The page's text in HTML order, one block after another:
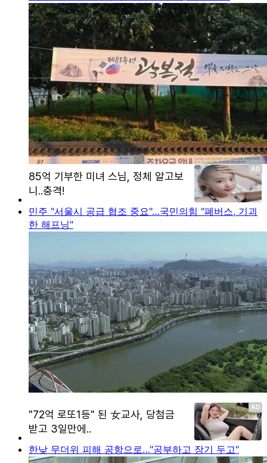
민주 "서울시 공급 협조 중요"…국민의힘 "폐버스, 기괴
한 해프닝"
한낮 무더위 피해 공항으로…"공부하고 장기 두고"